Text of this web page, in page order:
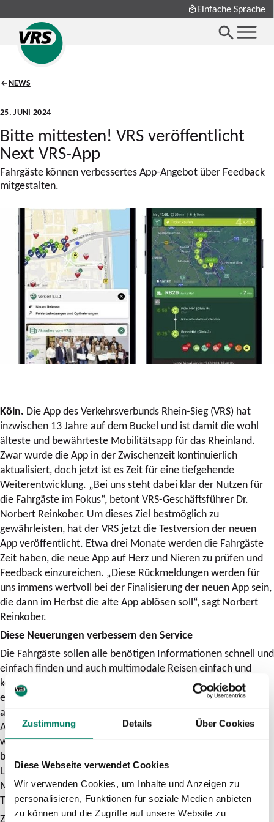
Zustimmung Details Über Cookies
Diese Webseite verwendet Cookies
Wir verwenden Cookies, um Inhalte und Anzeigen zu
personalisieren, Funktionen für soziale Medien anbieten
zu können und die Zugriffe auf unsere Website zu
Einfache Sprache
NEWS
25. JUNI 2024
Bitte mittesten! VRS veröffentlicht
Next VRS-App
Fahrgäste können verbessertes App-Angebot über Feedback
mitgestalten.
Köln. Die App des Verkehrsverbunds Rhein-Sieg (VRS) hat
inzwischen 13 Jahre auf dem Buckel und ist damit die wohl
älteste und bewährteste Mobilitätsapp für das Rheinland.
Zwar wurde die App in der Zwischenzeit kontinuierlich
aktualisiert, doch jetzt ist es Zeit für eine tiefgehende
Weiterentwicklung. „Bei uns steht dabei klar der Nutzen für
die Fahrgäste im Fokus“, betont VRS-Geschäftsführer Dr.
Norbert Reinkober. Um dieses Ziel bestmöglich zu
gewährleisten, hat der VRS jetzt die Testversion der neuen
App veröffentlicht. Etwa drei Monate werden die Fahrgäste
Zeit haben, die neue App auf Herz und Nieren zu prüfen und
Feedback einzureichen. „Diese Rückmeldungen werden für
uns immens wertvoll bei der Finalisierung der neuen App sein,
die dann im Herbst die alte App ablösen soll“, sagt Norbert
Reinkober.
Diese Neuerungen verbessern den Service
Die Fahrgäste sollen alle benötigen Informationen schnell und
einfach finden und auch multimodale Reisen einfach und
komfortabel planen können. Hierfür wird die VRS-App als
erste an die neue Multimodale Datendrehscheibe des VRS
angeschlossen, womit weitere verkehrsträgerübergreifende
Angebote in die Karte und die Verbindungsauskunft integriert
werden. Die Fahrgäste können somit spontan auf Störungen
bei Bus, Bahn oder Zug reagieren und auf ein Sharing- oder
Leihangebot umsteigen. Oder sie legen die „erste und letzte
Meile“ geplant mit einem Leih-Fahrrad oder einen E-
Tretroller zurück.
Zudem wird die VRS-App über das Dashboard als zentrale